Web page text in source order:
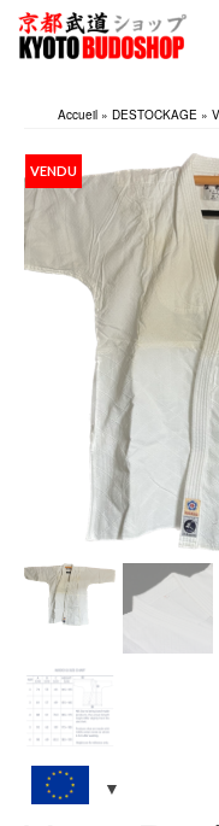
Accueil » DESTOCKAGE »
VENDU